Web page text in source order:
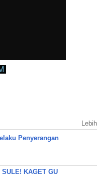
Lebih
Penyerangan
KAGET GU